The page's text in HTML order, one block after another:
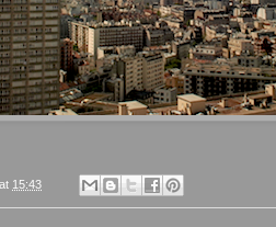
at 15:43